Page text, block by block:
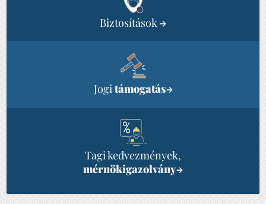
Biztosítások→
Jogitámogatás→
Tagi kedvezmények,
mérnökigazolvány→